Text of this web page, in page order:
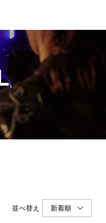
初めての方へ
Q&A
並べ替え